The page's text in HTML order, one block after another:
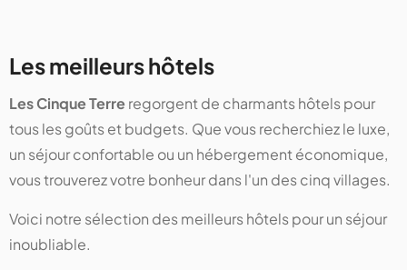
Les meilleurs hôtels
Les Cinque Terreregorgent de charmants hôtels pour
tous les goûts et budgets. Que vous recherchiez le luxe,
un séjour confortable ou un hébergement économique,
vous trouverez votre bonheur dans l'un des cinq villages.
Voici notre sélection des meilleurs hôtels pour un séjour
inoubliable.